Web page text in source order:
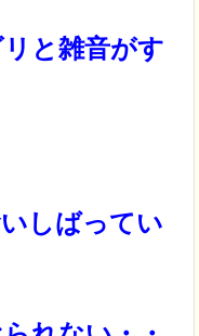
と雑音がす
しばってい